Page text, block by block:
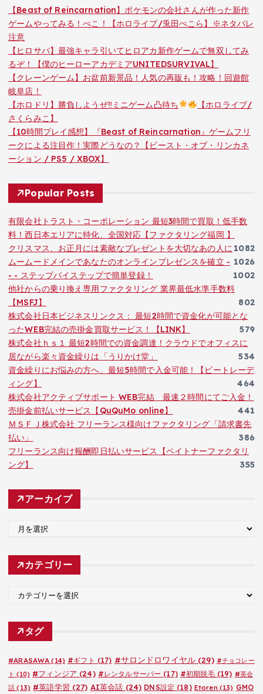
【Beast of Reincarnation】ポケモンの会社さんが作った新作
ゲームやってみる！ぺこ！【ホロライブ/兎田ぺこら】※ネタバレ
注意
【ヒロサバ】最強キャラ引いてヒロアカ新作ゲームで無双してみ
るぞ！【僕のヒーローアカデミアUNITEDSURVIVAL】
【クレーンゲーム】お盆前新景品！人気の再販も！攻略！回遊館
岐阜店！
【ホロドリ】勝負しようぜ‼ミニゲーム凸待ち
【ホロライブ/
さくらみこ】
【10時間プレイ感想】『Beast of Reincarnation』ゲームフリ
ークによる注目作！実際どうなの？【ビースト・オブ・リンカネ
ーション / PS5 / XBOX】
Popular Posts
有限会社トラスト・コーポレーション 最短3時間で買取！低手数
料！西日本エリアに特化、全国対応【ファクタリング福岡 】
1082
クリスマス、お正月には素敵なプレゼントを大切なあの人に
1026
ムームードメインであなたのオンラインプレゼンスを確立 -
- - ステップバイステップで簡単登録！
1002
他社からの乗り換え専用ファクタリング 業界最低水準手数料
【MSFJ】
802
株式会社日本ビジネスリンクス： 最短2時間で資金化が可能とな
ったWEB完結の売掛金買取サービス！【LINK】
579
株式会社ｈｓ１ 最短2時間での資金調達！クラウドでオフィスに
居ながら楽々資金繰りは「うりかけ堂」
534
資金繰りにお悩みの方へ、最短5時間で入金可能！【ビートレーデ
ィング】
464
株式会社アクティブサポート WEB完結 最速２時間にてご入金！
売掛金前払いサービス【QuQuMo online】
441
ＭＳＦＪ株式会社 フリーランス様向けファクタリング「請求書先
払い」
386
フリーランス向け報酬即日払いサービス【ペイトナーファクタリ
ング】
355
アーカイブ
カ
カテゴリー
ゴ
タグ
#ARASAWA (14) #ギフト (17) #サロンドロワイヤル(29) #チョコレー
ト (10) #フィンジア (24) #レンタルサーバー (17) #初期脱毛(19) #英会
話 (13) #英語学習 (27) AI英会話 (24) DNS設定 (18) Etoren(13) GMO